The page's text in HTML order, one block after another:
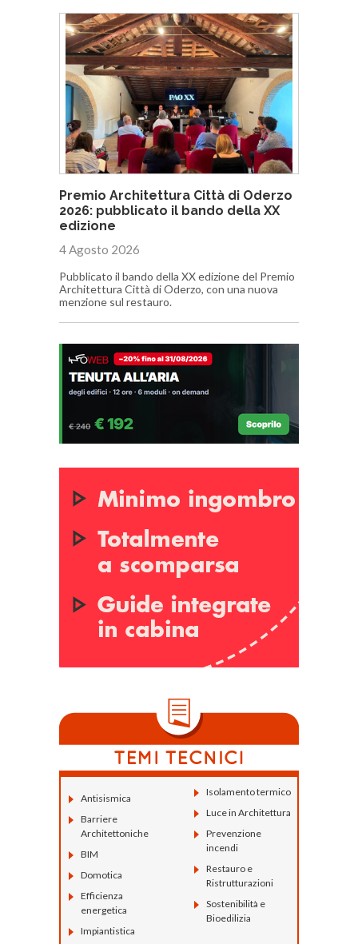
Premio Architettura Città di Oderzo
2026: pubblicato il bando della XX
edizione
4 Agosto 2026
Pubblicato il bando della XX edizione del Premio
Architettura Città di Oderzo, con una nuova
menzione sul restauro.
Antisismica
Barriere
Architettoniche
BIM
Domotica
Efficienza
energetica
Impiantistica
Isolamento termico
Luce in Architettura
Prevenzione
incendi
Restauro e
Ristrutturazioni
Sostenibilità e
Bioedilizia